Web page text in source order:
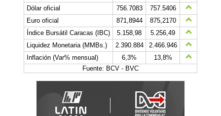
Dólar oficial
756.7083
757.5406
Euro oficial
871,8944
875,2170
Índice Bursátil Caracas (IBC)
5.158,98
5.256,49
Liquidez Monetaria (MMBs.)
2.390.884
2.466.946
Inflación (Var% mensual)
6,3%
13,8%
Fuente: BCV - BVC